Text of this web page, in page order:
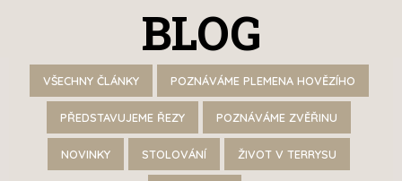
BLOG
VŠECHNY ČLÁNKY POZNÁVÁME PLEMENA HOVĚZÍHO
PŘEDSTAVUJEME ŘEZY POZNÁVÁME ZVĚŘINU
NOVINKY STOLOVÁNÍ ŽIVOT V TERRYSU